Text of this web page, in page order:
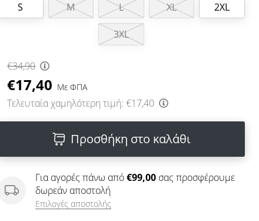
S M L XL 2XL
3XL
€34,90
€17,40 Με ΦΠΑ
Τελευταία χαμηλότερη τιμή: €17,40
Προσθήκη στο καλάθι
Για αγορές πάνω από€99,00 σας προσφέρουμε
δωρεάν αποστολή
Επιλογές αποστολής